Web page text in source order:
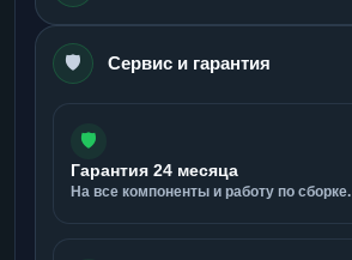
🛡️ Сервис и гарантия
🛡️
Гарантия 24 месяца
На все компоненты и работу по сборке.